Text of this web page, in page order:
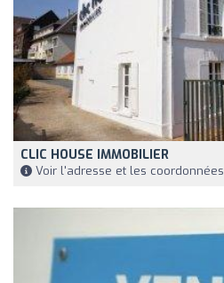
CLIC HOUSE IMMOBILIER
Voir l'adresse et les coordonnées